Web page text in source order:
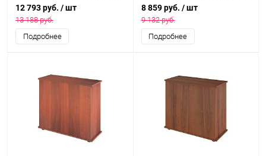
со стеклом, выбеленный дуб, в
коробке, подходит для модели
аквариума LUX П150
12 793 руб. / шт
13 188 руб.
Подробнее
ДСП, бук, в коробке, подходит
для модели аквариума LUX
Ф115
8 859 руб. / шт
9 132 руб.
Подробнее